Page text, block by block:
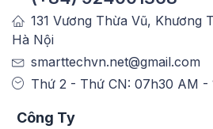
131 Vương Thừa Vũ, Khương
Hà Nội
smarttechvn.net@gmail.com
Thứ 2 - Thứ CN: 07h30 AM -
Công Ty